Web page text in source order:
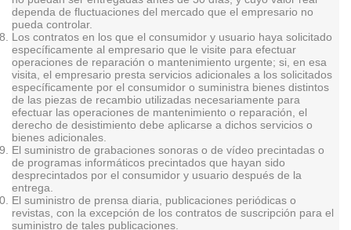
dependa de fluctuaciones del mercado que el empresario no
pueda controlar.
Los contratos en los que el consumidor y usuario haya solicitado
específicamente al empresario que le visite para efectuar
operaciones de reparación o mantenimiento urgente; si, en esa
visita, el empresario presta servicios adicionales a los solicitados
específicamente por el consumidor o suministra bienes distintos
de las piezas de recambio utilizadas necesariamente para
efectuar las operaciones de mantenimiento o reparación, el
derecho de desistimiento debe aplicarse a dichos servicios o
bienes adicionales.
El suministro de grabaciones sonoras o de vídeo precintadas o
de programas informáticos precintados que hayan sido
desprecintados por el consumidor y usuario después de la
entrega.
El suministro de prensa diaria, publicaciones periódicas o
revistas, con la excepción de los contratos de suscripción para el
suministro de tales publicaciones.